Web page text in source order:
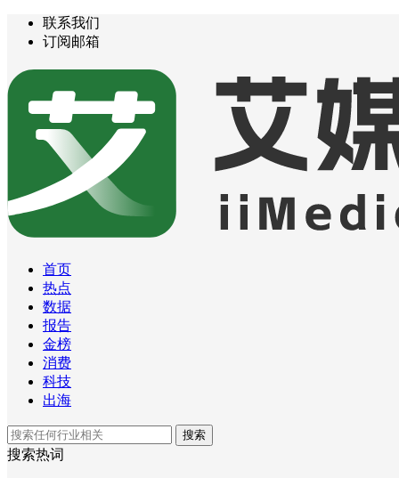
联系我们
订阅邮箱
首页
热点
数据
报告
金榜
消费
科技
出海
搜索
搜索热词